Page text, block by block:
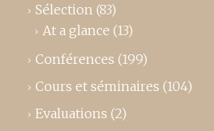
Sélection (83)
At a glance (13)
Conférences (199)
Cours et séminaires (104)
Evaluations (2)